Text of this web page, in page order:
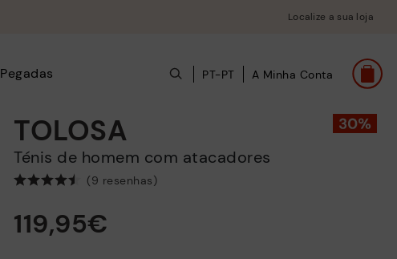
Localize a sua loja
Pegadas PT-PT A Minha Conta
TOLOSA
Ténis de homem com atacadores
(9 resenhas)
119,95€